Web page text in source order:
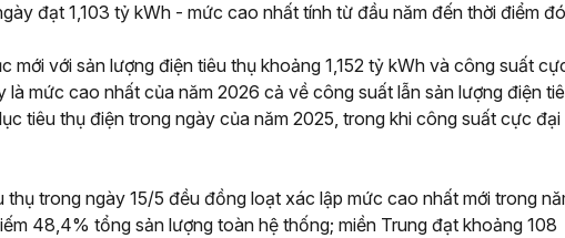
đạt 1,103 tỷ kWh - mức cao nhất tính từ đầu năm đến thời điểm
mới với sản lượng điện tiêu thụ khoảng 1,152 tỷ kWh và công suất
mức cao nhất của năm 2026 cả về công suất lẫn sản lượng điện
tiêu thụ điện trong ngày của năm 2025, trong khi công suất cực đại
trong ngày 15/5 đều đồng loạt xác lập mức cao nhất mới trong
48,4% tổng sản lượng toàn hệ thống; miền Trung đạt khoảng 108